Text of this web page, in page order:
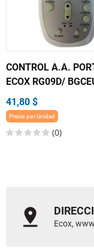
CONTROL A.A.
ECOX RG09D/
41,80 $
Precio por Unidad
(0)
Ecox,